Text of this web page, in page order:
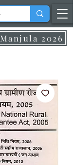
Manjula 2026